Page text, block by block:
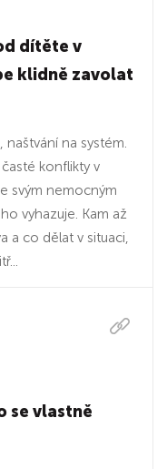
dítěte v
klidně zavolat
na systém.
konflikty v
svým nemocným
vyhazuje. Kam až
a co dělat v situaci,
se vlastně